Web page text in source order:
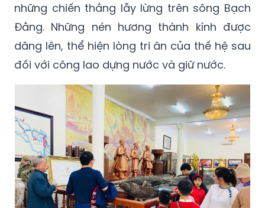
những chiến thắng lẫy lừng trên sông Bạch
Đằng. Những nén hương thành kính được
dâng lên, thể hiện lòng tri ân của thế hệ sau
đối với công lao dựng nước và giữ nước.